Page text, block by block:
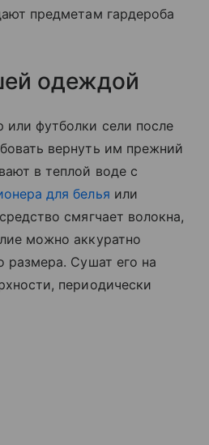
предметам гардероба
одеждой
футболки сели после
вернуть им прежний
в теплой воде с
для белья или
смягчает волокна,
можно аккуратно
размера. Сушат его на
периодически